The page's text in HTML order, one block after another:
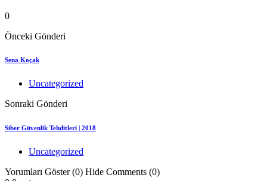
0
Önceki Gönderi
Sena Koçak
Uncategorized
Sonraki Gönderi
Siber Güvenlik Tehditleri | 2018
Uncategorized
Yorumları Göster (0) Hide Comments (0)